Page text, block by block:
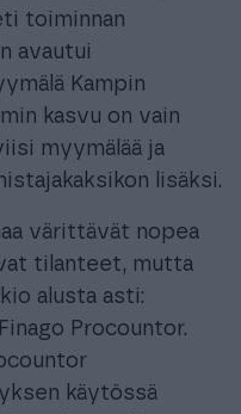
toiminnan
avautui
Kampin
kasvu on vain
myymälää ja
lisäksi.
värittävät nopea
tilanteet, mutta
alusta asti:
Procountor.
käytössä